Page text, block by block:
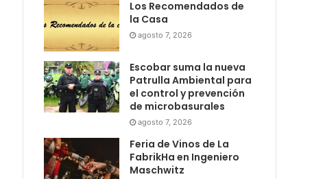
Los Recomendados de
la Casa
agosto 7, 2026
Escobar suma la nueva
Patrulla Ambiental para
el control y prevención
de microbasurales
agosto 7, 2026
Feria de Vinos de La
FabrikHa en Ingeniero
Maschwitz